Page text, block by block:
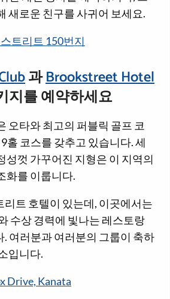
새로운 친구를 사귀어 보세요.
트리트 150번지
과Brookstreet Hotel
지를 예약하세요
오타와 최고의 퍼블릭 골프 코
홀 코스를 갖추고 있습니다. 세
성껏 가꾸어진 지형은 이 지역의
화를 이룹니다.
트 호텔이 있는데, 이곳에서는
수상 경력에 빛나는 레스토랑
여러분과 여러분의 그룹이 축하
입니다.
Drive, Kanata